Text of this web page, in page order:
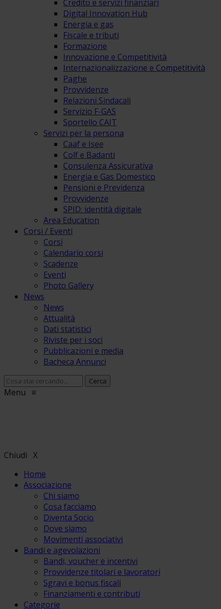
Credito e servizi finanziari
Digital Innovation Hub
Energia e gas
Fiscale e tributi
Formazione
Innovazione e Competitività
Internazionalizzazione e Competitività
Paghe
Provvidenze
Relazioni Sindacali
Servizio F-GAS
Sportello CAIT
Servizi per la persona
Caaf e Isee
Colf e Badanti
Consulenza Assicurativa
Energia e Gas Domestico
Pensioni e Previdenza
Provvidenze
SPID: identità digitale
Area Education
Corsi / Eventi
Corsi
Calendario corsi
Scadenze
Eventi
Photo Gallery
News
News
Attualità
Dati statistici
Riviste per i soci
Pubblicazioni e media
Bacheca Annunci
Menu ≡
Chiudi X
Home
Associazione
Chi siamo
Cosa facciamo
Diventa Socio
Dove siamo
Movimenti associativi
Bandi e agevolazioni
Bandi, voucher e incentivi
Provvidenze titolari e lavoratori
Sgravi e bonus fiscali
Finanziamenti e contributi
Categorie